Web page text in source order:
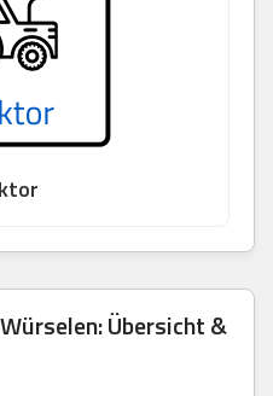
Übersicht &